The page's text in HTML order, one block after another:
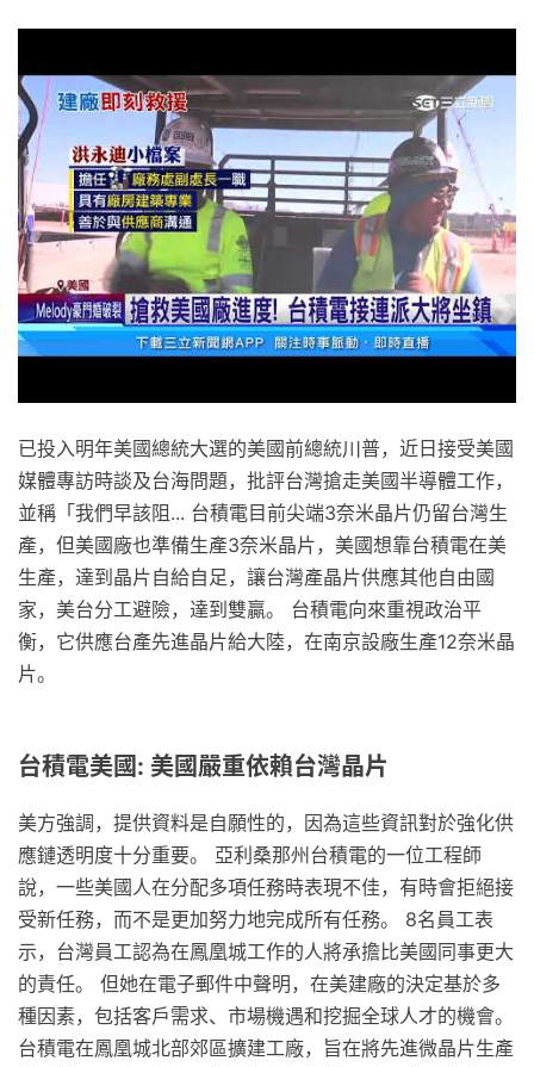
已投入明年美國總統大選的美國前總統川普，近日接受美國
媒體專訪時談及台海問題，批評台灣搶走美國半導體工作，
並稱「我們早該阻... 台積電目前尖端3奈米晶片仍留台灣生
產，但美國廠也準備生產3奈米晶片，美國想靠台積電在美
生產，達到晶片自給自足，讓台灣產晶片供應其他自由國
家，美台分工避險，達到雙贏。 台積電向來重視政治平
衡，它供應台產先進晶片給大陸，在南京設廠生產12奈米晶
片。
台積電美國: 美國嚴重依賴台灣晶片
美方強調，提供資料是自願性的，因為這些資訊對於強化供
應鏈透明度十分重要。 亞利桑那州台積電的一位工程師
說，一些美國人在分配多項任務時表現不佳，有時會拒絕接
受新任務，而不是更加努力地完成所有任務。 8名員工表
示，台灣員工認為在鳳凰城工作的人將承擔比美國同事更大
的責任。 但她在電子郵件中聲明，在美建廠的決定基於多
種因素，包括客戶需求、市場機遇和挖掘全球人才的機會。
台積電在鳳凰城北部郊區擴建工廠，旨在將先進微晶片生產